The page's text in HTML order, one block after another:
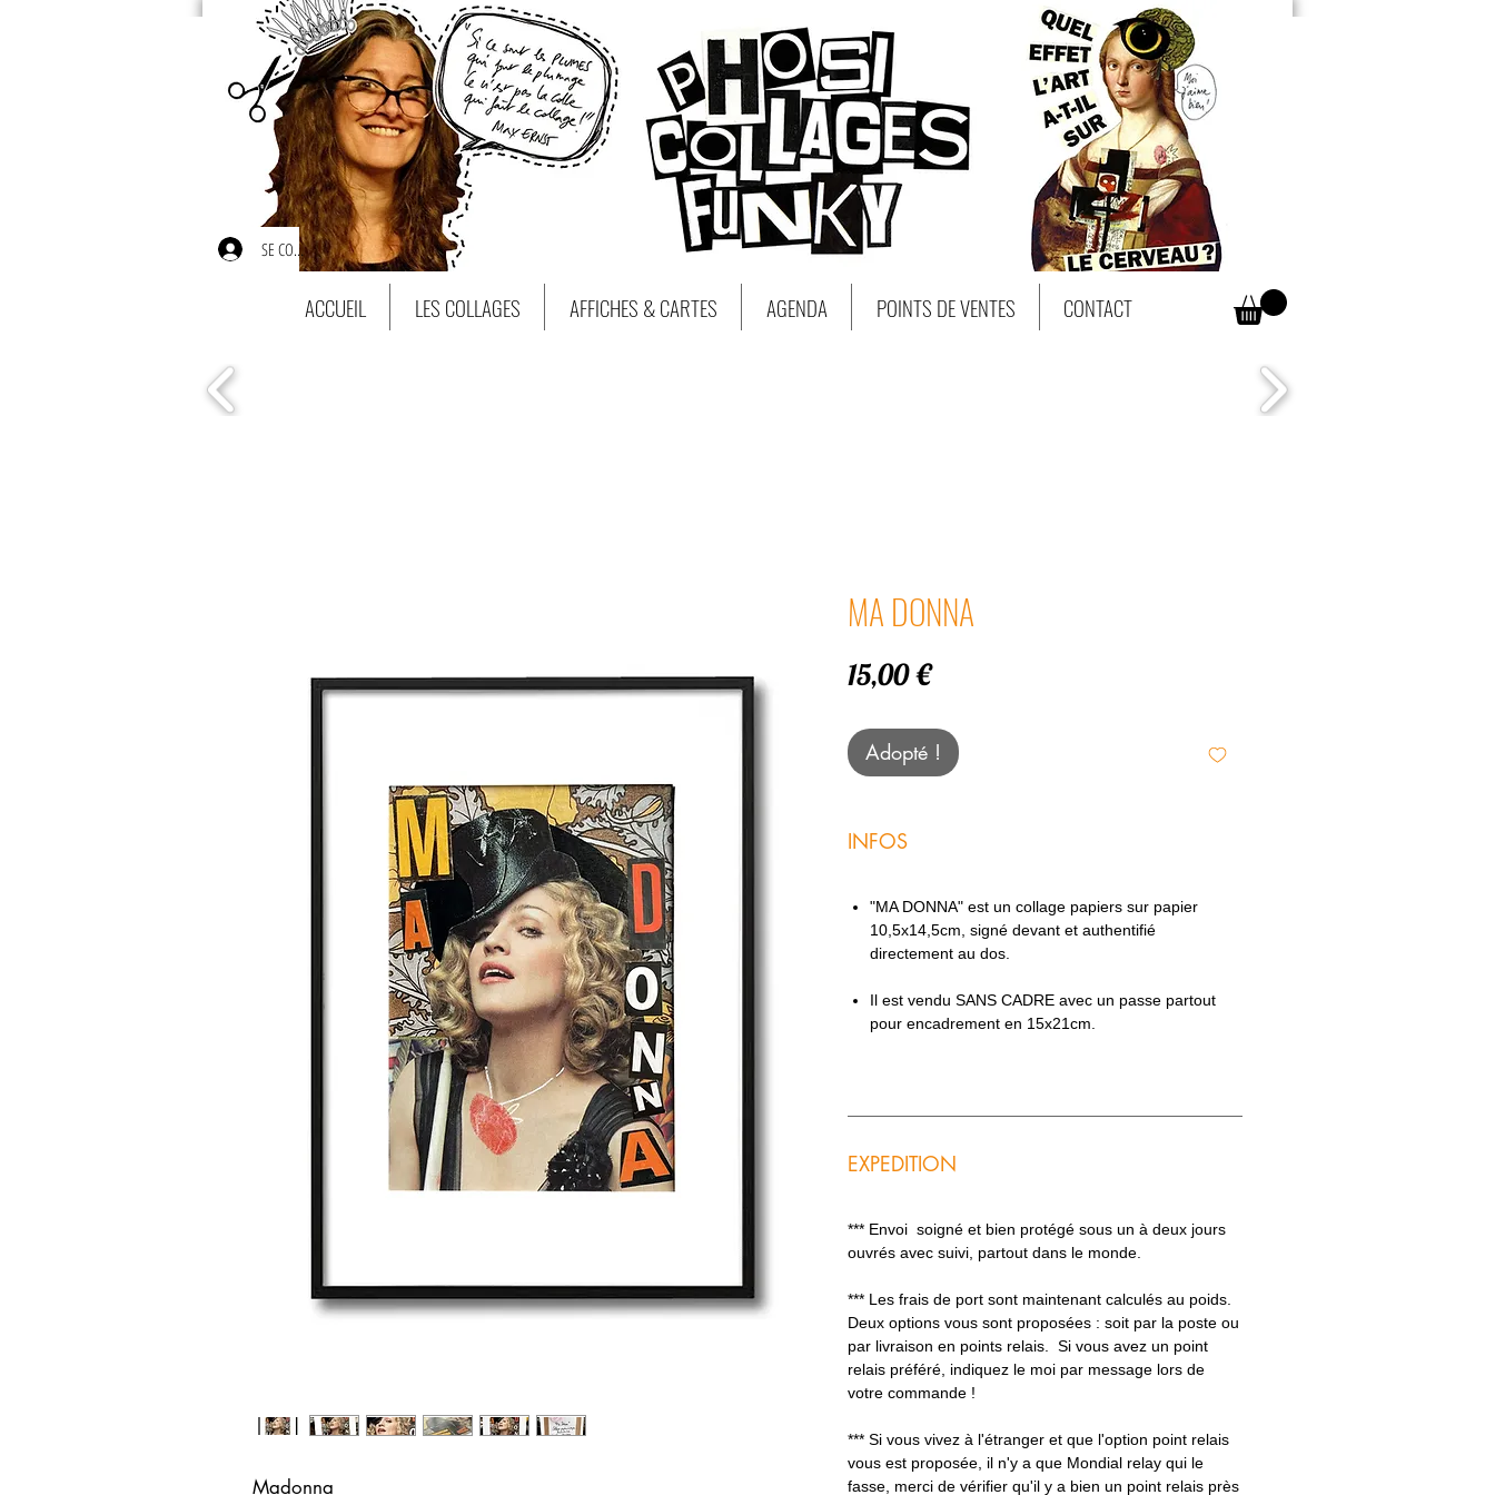
SE CONNECTER
ACCUEIL LES COLLAGES AFFICHES & CARTES AGENDA POINTS DE VENTES CONTACT
Madonna
MA DONNA
15,00 €Prix
Adopté !
INFOS
"MA DONNA" est un collage papiers sur papier
10,5x14,5cm, signé devant et authentifié
directement au dos.
Il est vendu SANS CADRE avec un passe partout
pour encadrement en 15x21cm.
EXPEDITION
*** Envoi soigné et bien protégé sous un à deux jours
ouvrés avec suivi, partout dans le monde.
*** Les frais de port sont maintenant calculés au poids.
Deux options vous sont proposées : soit par la poste ou
par livraison en points relais. Si vous avez un point
relais préféré, indiquez le moi par message lors de
votre commande !
*** Si vous vivez à l'étranger et que l'option point relais
vous est proposée, il n'y a que Mondial relay qui le
fasse, merci de vérifier qu'il y a bien un point relais près